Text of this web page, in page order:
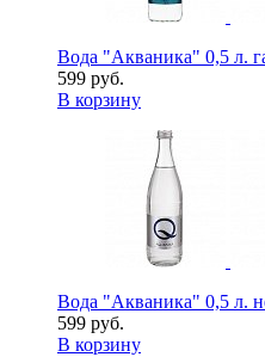
Вода "Акваника" 0,5 л.
599 руб.
В корзину
Вода "Акваника" 0,5 л.
599 руб.
В корзину